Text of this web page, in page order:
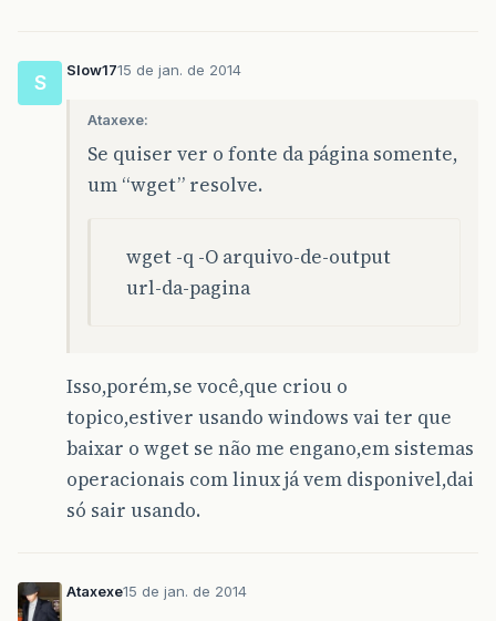
S
Slow1715 de jan. de 2014
Ataxexe:
Se quiser ver o fonte da página somente,
um “wget” resolve.
wget -q -O arquivo-de-output
url-da-pagina
Isso,porém,se você,que criou o
topico,estiver usando windows vai ter que
baixar o wget se não me engano,em sistemas
operacionais com linux já vem disponivel,dai
só sair usando.
Ataxexe15 de jan. de 2014